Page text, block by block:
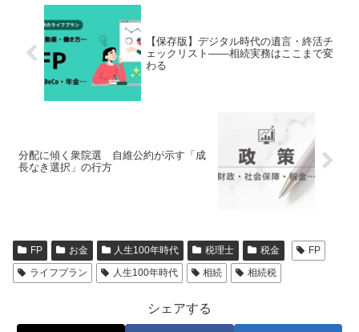
【保存版】デジタル時代の遺言・終活チ
ェックリスト――相続実務はここまで変
わる
分配に傾く衆院選 自維公約が示す「成
長なき選択」の行方
FP お金 人生100年時代 税理士 税金
FP
ライフプラン
人生100年時代 相続 相続税
シェアする